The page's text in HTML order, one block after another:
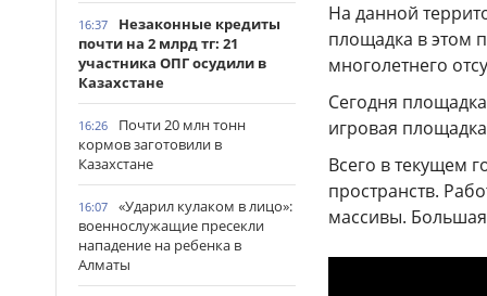
16:37
Незаконные кредиты
почти на 2 млрд тг: 21
участника ОПГ осудили в
Казахстане
16:26
Почти 20 млн тонн
кормов заготовили в
Казахстане
16:07
«Ударил кулаком в лицо»:
военнослужащие пресекли
нападение на ребенка в
Алматы
На данной
площадка в этом
многолетнего
Сегодня
игровая
Всего в текущем
пространств.
массивы.